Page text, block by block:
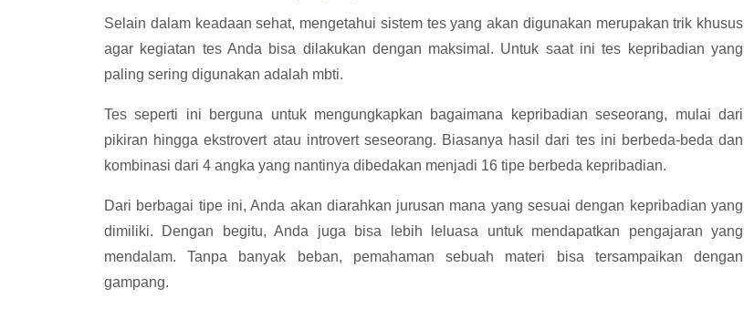
Selain dalam keadaan sehat, mengetahui sistem tes yang akan digunakan merupakan trik khusus
agar kegiatan tes Anda bisa dilakukan dengan maksimal. Untuk saat ini tes kepribadian yang
paling sering digunakan adalah mbti.
Tes seperti ini berguna untuk mengungkapkan bagaimana kepribadian seseorang, mulai dari
pikiran hingga ekstrovert atau introvert seseorang. Biasanya hasil dari tes ini berbeda-beda dan
kombinasi dari 4 angka yang nantinya dibedakan menjadi 16 tipe berbeda kepribadian.
Dari berbagai tipe ini, Anda akan diarahkan jurusan mana yang sesuai dengan kepribadian yang
dimiliki. Dengan begitu, Anda juga bisa lebih leluasa untuk mendapatkan pengajaran yang
mendalam. Tanpa banyak beban, pemahaman sebuah materi bisa tersampaikan dengan
gampang.